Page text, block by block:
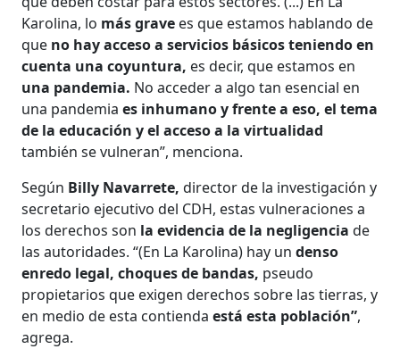
Karolina, lo más grave es que estamos hablando de
que no hay acceso a servicios básicos teniendo en
cuenta una coyuntura, es decir, que estamos en
una pandemia. No acceder a algo tan esencial en
una pandemiaes inhumano y frente a eso, el tema
de la educación y el acceso a la virtualidad
también se vulneran”, menciona.
Según Billy Navarrete,director de la investigación y
secretario ejecutivo del CDH, estas vulneraciones a
los derechos son la evidencia de la negligencia de
las autoridades. “(En La Karolina) hay undenso
enredo legal, choques de bandas, pseudo
propietarios que exigen derechos sobre las tierras, y
en medio de esta contiendaestá esta población”,
agrega.